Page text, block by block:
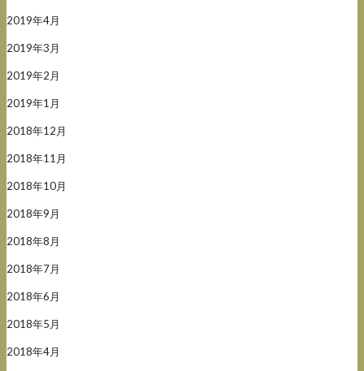
2019年4月
2019年3月
2019年2月
2019年1月
2018年12月
2018年11月
2018年10月
2018年9月
2018年8月
2018年7月
2018年6月
2018年5月
2018年4月